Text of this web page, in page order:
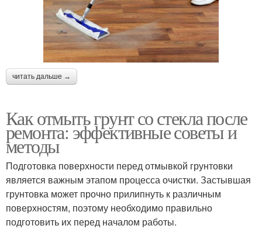
читать дальше →
Как отмыть грунт со стекла после
ремонта: эффективные советы и
методы
Подготовка поверхности перед отмывкой грунтовки
является важным этапом процесса очистки. Застывшая
грунтовка может прочно прилипнуть к различным
поверхностям, поэтому необходимо правильно
подготовить их перед началом работы.